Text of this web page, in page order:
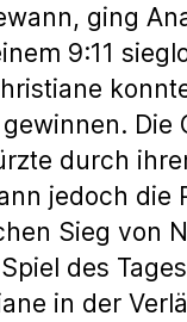
ging
9:11
gewinnen. Die
durch
jedoch die
Sieg von
des
in der